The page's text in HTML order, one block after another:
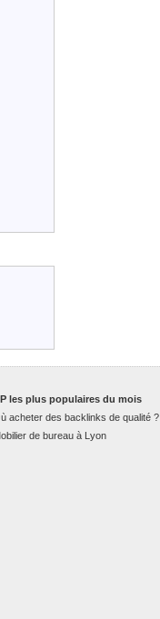
les plus populaires du mois
acheter des backlinks de qualité ?
de bureau à Lyon